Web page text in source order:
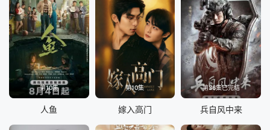
第10集
人鱼
第10集
嫁入高门
第36集已完结
兵自风中来